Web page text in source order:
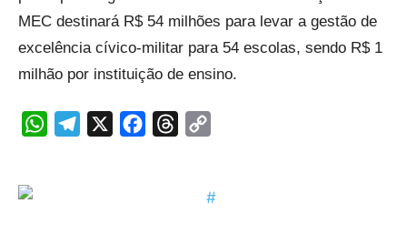
MEC destinará R$ 54 milhões para levar a gestão de
excelência cívico-militar para 54 escolas, sendo R$ 1
milhão por instituição de ensino.
WhatsAppTelegram FacebookThreads